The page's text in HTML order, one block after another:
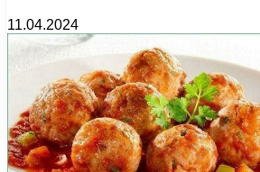
11.04.2024